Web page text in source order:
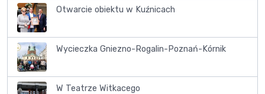
Otwarcie obiektu w Kuźnicach
Wycieczka Gniezno-Rogalin-Poznań-Kórnik
W Teatrze Witkacego